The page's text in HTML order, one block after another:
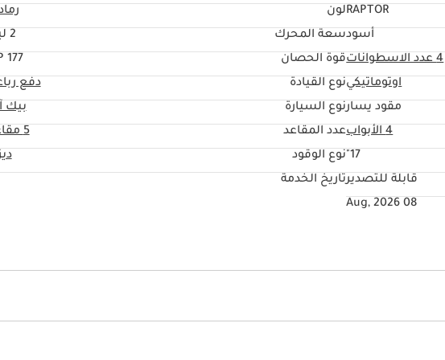
RAPTORلون
أسودسعة المحرك
2 ليتر
4عدد الاسطواناتقوة الحصان
177 HP
اوتوماتيكينوع القيادة
دفع
مقود يسارنوع السيارة
بيك
4 الأبواب عدد المقاعد
5 مقاعد
17" نوع الوقود
قابلة للتصديرتاريخ الخدمة
08 Aug, 2026